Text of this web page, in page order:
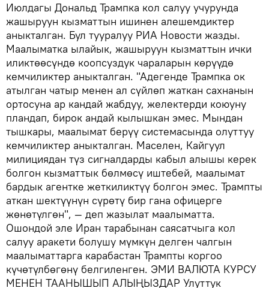
Июлдагы Дональд Трампка кол салуу учурунда
жашыруун кызматтын ишинен алешемдиктер
аныкталган. Бул тууралуу РИА Новости жазды.
Маалыматка ылайык, жашыруун кызматтын ички
иликтөөсүндө коопсуздук чараларын көрүүдө
кемчиликтер аныкталган. "Адегенде Трампка ок
атылган чатыр менен ал сүйлөп жаткан сахнанын
ортосуна ар кандай жабдуу, желектерди коюуну
пландап, бирок андай кылышкан эмес. Мындан
тышкары, маалымат берүү системасында олуттуу
кемчиликтер аныкталган. Маселен, Кайгуул
милициядан түз сигналдарды кабыл алышы керек
болгон кызматтык бөлмөсү иштебей, маалымат
бардык агентке жеткиликтүү болгон эмес. Трампты
аткан шектүүнүн сүрөтү бир гана офицерге
жөнөтүлгөн", — деп жазылат маалыматта.
Ошондой эле Иран тарабынан саясатчыга кол
салуу аракети болушу мүмкүн делген чалгын
маалыматтарга карабастан Трампты коргоо
күчөтүлбөгөнү белгиленген. ЭМИ ВАЛЮТА КУРСУ
МЕНЕН ТААНЫШЫП АЛЫҢЫЗДАР Улуттук